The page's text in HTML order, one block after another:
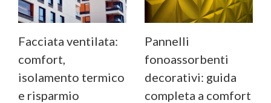
Facciata ventilata:
comfort,
isolamento termico
e risparmio
Pannelli
fonoassorbenti
decorativi: guida
completa a comfort